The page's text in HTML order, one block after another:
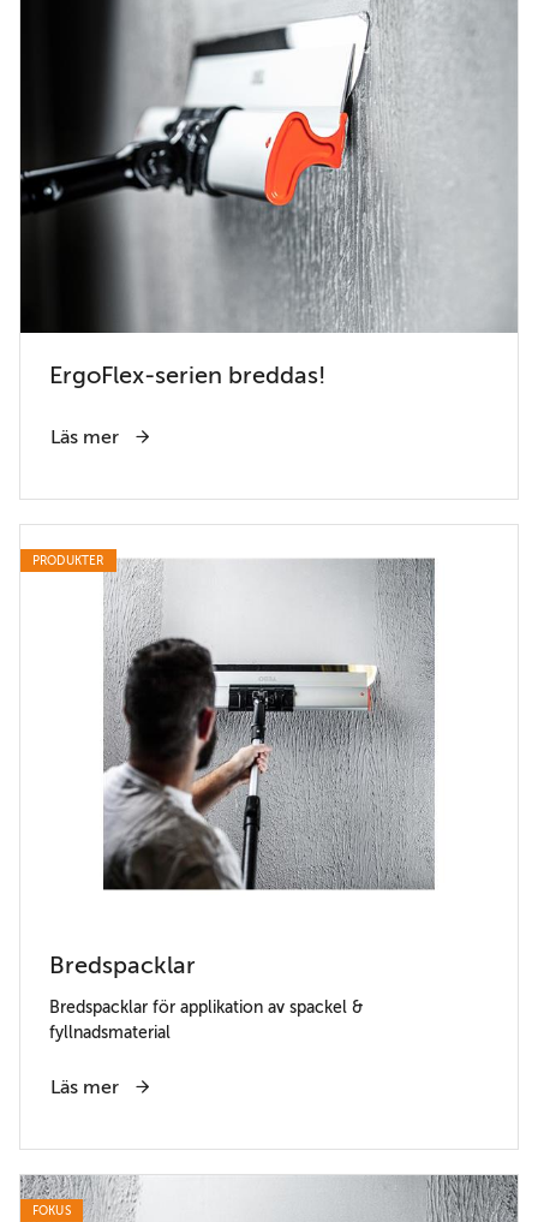
ErgoFlex-serien breddas!
Läs mer
PRODUKTER
Bredspacklar
Bredspacklar för applikation av spackel &
fyllnadsmaterial
Läs mer
FOKUS